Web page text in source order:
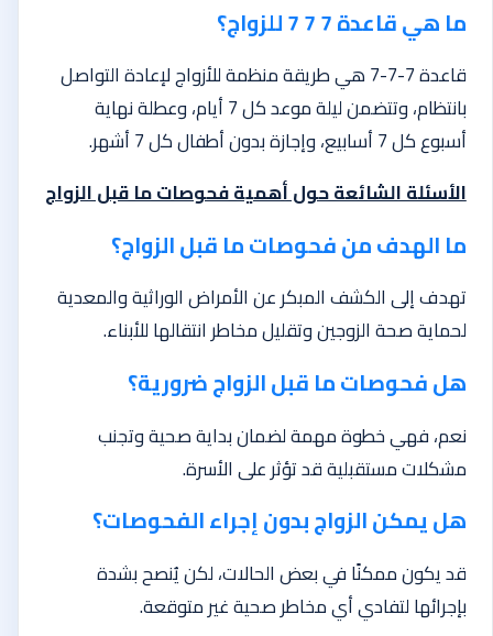
ما هي قاعدة 7 7 7 للزواج؟
قاعدة 7-7-7 هي طريقة منظمة للأزواج لإعادة التواصل
بانتظام، وتتضمن ليلة موعد كل 7 أيام، وعطلة نهاية
أسبوع كل 7 أسابيع، وإجازة بدون أطفال كل 7 أشهر.
الأسئلة الشائعة حول أهمية فحوصات ما قبل الزواج
ما الهدف من فحوصات ما قبل الزواج؟
تهدف إلى الكشف المبكر عن الأمراض الوراثية والمعدية
لحماية صحة الزوجين وتقليل مخاطر انتقالها للأبناء.
هل فحوصات ما قبل الزواج ضرورية؟
نعم، فهي خطوة مهمة لضمان بداية صحية وتجنب
مشكلات مستقبلية قد تؤثر على الأسرة.
هل يمكن الزواج بدون إجراء الفحوصات؟
قد يكون ممكنًا في بعض الحالات، لكن يُنصح بشدة
بإجرائها لتفادي أي مخاطر صحية غير متوقعة.